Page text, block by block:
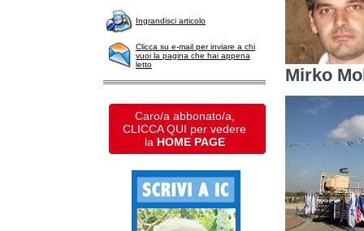
Ingrandisci articolo
Clicca su e-mail per inviare a chi
vuoi la pagina che hai appena
letto
Caro/a abbonato/a,
CLICCA QUI per vedere
la HOME PAGE
Mirko